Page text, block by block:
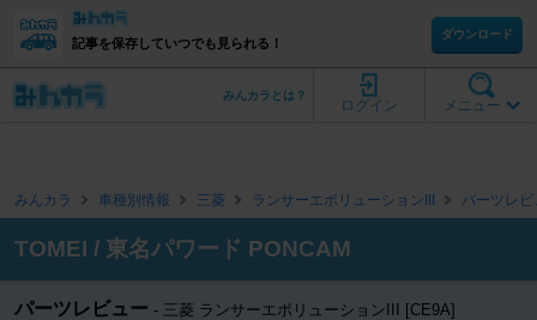
記事を保存していつでも見られる！
ダウンロード
メニュー
ログイン
みんカラとは？
みんカラ 車種別情報 三菱 ランサーエボリューションIII パーツレビ
TOMEI / 東名パワード PONCAM
パーツレビュー 三菱 ランサーエボリューションIII [CE9A]